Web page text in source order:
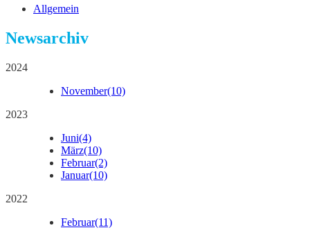
Allgemein
Newsarchiv
2024
November(10)
2023
Juni(4)
März(10)
Februar(2)
Januar(10)
2022
Februar(11)